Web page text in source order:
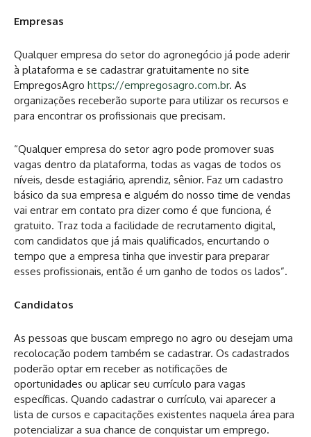
Empresas
Qualquer empresa do setor do agronegócio já pode aderir
à plataforma e se cadastrar gratuitamente no site
EmpregosAgro https://empregosagro.com.br. As
organizações receberão suporte para utilizar os recursos e
para encontrar os profissionais que precisam.
“Qualquer empresa do setor agro pode promover suas
vagas dentro da plataforma, todas as vagas de todos os
níveis, desde estagiário, aprendiz, sênior. Faz um cadastro
básico da sua empresa e alguém do nosso time de vendas
vai entrar em contato pra dizer como é que funciona, é
gratuito. Traz toda a facilidade de recrutamento digital,
com candidatos que já mais qualificados, encurtando o
tempo que a empresa tinha que investir para preparar
esses profissionais, então é um ganho de todos os lados”.
Candidatos
As pessoas que buscam emprego no agro ou desejam uma
recolocação podem também se cadastrar. Os cadastrados
poderão optar em receber as notificações de
oportunidades ou aplicar seu currículo para vagas
específicas. Quando cadastrar o currículo, vai aparecer a
lista de cursos e capacitações existentes naquela área para
potencializar a sua chance de conquistar um emprego.